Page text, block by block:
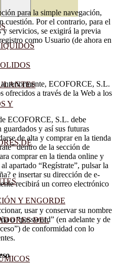
Y
DE
Y ENGORDE
DEL
para la simple navegación,
cuestión. Por el contrario, para el
y servicios, se exigirá la previa
como Usuario (de ahora en
ECOFORCE, S.L.
ofrecidos a través de la Web a los
ECOFORCE, S.L. debe
guardados y así sus futuras
de alta y comprar en la tienda
dentro de la sección de
comprar en la tienda online y
apartado “Regístrate”, pulsar la
e insertar su dirección de e-
recibirá un correo electrónico
usar y conservar su nombre
o “password” (en adelante y de
de conformidad con lo